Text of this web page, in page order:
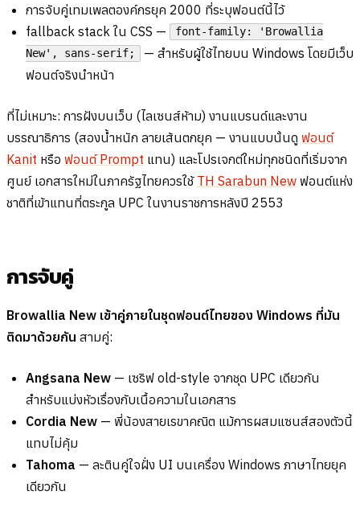
การจับคู่เทมเพลตองค์กรยุค 2000 ที่ระบุฟอนต์นี้ไว้
fallback stack ใน CSS —
font-family: 'Browallia
New', sans-serif;
— สำหรับผู้ใช้ไทยบน Windows โดยมีเว็บ
ฟอนต์จริงนำหน้า
ที่ไม่เหมาะ: การฝังบนเว็บ (ไลเซนส์ห้าม) งานแบรนด์และงาน
บรรณาธิการ (สองน้ำหนัก ลายเส้นตกยุค — งานแบบนั้นดู ฟอนต์
Kanit หรือ ฟอนต์ Prompt แทน) และโปรเจกต์ใหม่ทุกชนิดที่เริ่มจาก
ศูนย์ เอกสารใหม่ในภาครัฐไทยควรใช้ TH Sarabun New ฟอนต์แห่ง
ชาติที่เข้าแทนที่ตระกูล UPC ในงานราชการหลังปี 2553
การจับคู่
Browallia New เข้าคู่ภายในชุดฟอนต์ไทยของ Windows ที่มัน
ติดมาด้วยกัน สามคู่:
Angsana New — เซริฟ old-style จากชุด UPC เดียวกัน
สำหรับแบ่งหัวเรื่องกับเนื้อความในเอกสาร
Cordia New — พี่น้องสายเรขาคณิต แม้การผสมแซนส์สองตัวนี้
แทบไม่คุ้ม
Tahoma — ละตินคู่ใจฝั่ง UI บนเครื่อง Windows ภาษาไทยยุค
เดียวกัน